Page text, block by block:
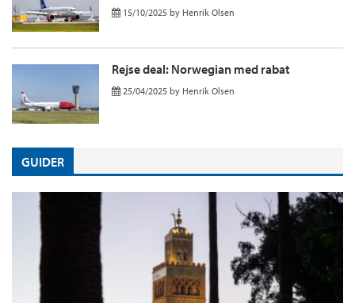
15/10/2025 by Henrik Olsen
Rejse deal: Norwegian med rabat
25/04/2025 by Henrik Olsen
GUIDER